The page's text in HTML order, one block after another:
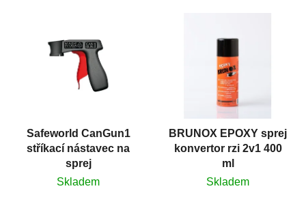
Safeworld CanGun1
stříkací nástavec na
sprej
Skladem
BRUNOX EPOXY sprej
konvertor rzi 2v1 400
ml
Skladem